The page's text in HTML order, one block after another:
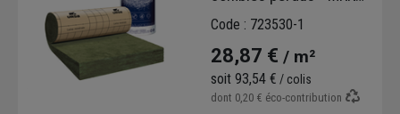
38 Ursa - R=8,00 m².K/W
- 2,70 M x 1,20 M -
ép.300 MM
Code : 723530-1
28,87 € / m²
soit 93,54 € / colis
dont 0,20 € éco-contribution